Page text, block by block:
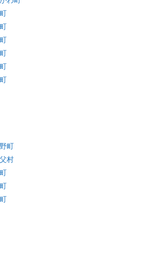
町
村